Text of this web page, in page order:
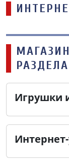
Игрушки